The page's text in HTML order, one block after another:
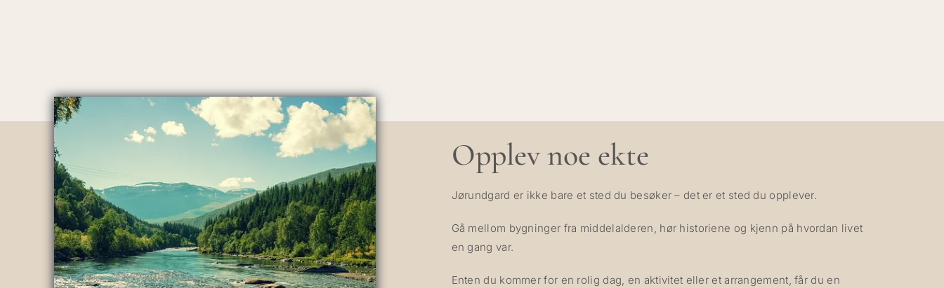
Opplev noe ekte
Jørundgard er ikke bare et sted du besøker – det er et sted du opplever.
Gå mellom bygninger fra middelalderen, hør historiene og kjenn på hvordan livet
en gang var.
Enten du kommer for en rolig dag, en aktivitet eller et arrangement, får du en